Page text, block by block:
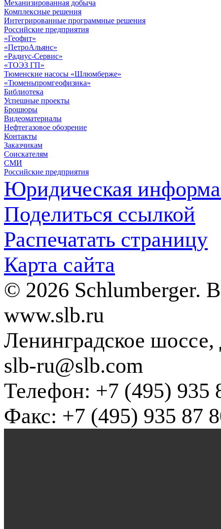
Механизированная добыча
Комплексные решения
Интегрированные программные решения
Российские предприятия
«Геофит»
«ПетроАльянс»
«Радиус-Сервис»
«ТОЭЗ ГП»
Тюменские насосы «Шлюмберже»
«Тюменьпромгеофизика»
Библиотека
Успешные проекты
Брошюры
Видеоматериалы
Нефтегазовое обозрение
Контакты
Заказчикам
Соискателям
СМИ
Российские предприятия
Юридическая
Поделиться ссылкой
Распечатать страницу
Карта сайта
© 2026 Schlumberger.
www.slb.ru
Ленинградское
slb-ru@slb.com
Телефон: +7 (495) 935
Факс: +7 (495) 935 87